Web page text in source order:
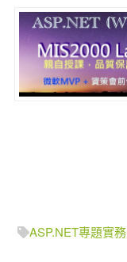
ASP.NET專題實務